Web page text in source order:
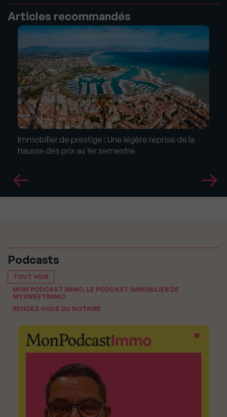
Articles recommandés
Immobilier de prestige : Une légère reprise de la
hausse des prix au 1er semestre
Podcasts
TOUT VOIR
MON PODCAST IMMO, LE PODCAST IMMOBILIER DE
MYSWEETIMMO
RENDEZ-VOUS DU NOTAIRE